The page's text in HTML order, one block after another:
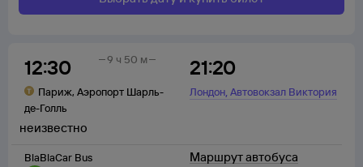
12:30
Париж, Аэропорт Шарль-
де-Голль
21:20
Лондон,Автовокзал Виктория
9 ч 50 м
BlaBlaCar Bus
неизвестно
Маршрут автобуса